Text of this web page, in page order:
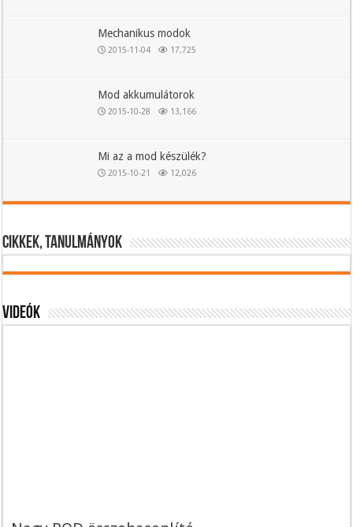
Mechanikus modok
2015-11-04 17,725
Mod akkumulátorok
2015-10-28 13,166
Mi az a mod készülék?
2015-10-21 12,026
Cikkek, tanulmányok
Videók